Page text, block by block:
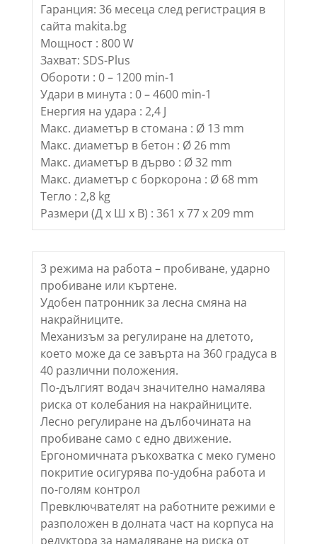
Гаранция: 36 месеца след регистрация в
сайта makita.bg
Мощност : 800 W
Захват: SDS-Plus
Обороти : 0 – 1200 min-1
Удари в минута : 0 – 4600 min-1
Енергия на удара : 2,4 J
Макс. диаметър в стомана : Ø 13 mm
Макс. диаметър в бетон : Ø 26 mm
Макс. диаметър в дърво : Ø 32 mm
Макс. диаметър с боркорона : Ø 68 mm
Тегло : 2,8 kg
Размери (Д x Ш x В) : 361 x 77 x 209 mm
3 режима на работа – пробиване, ударно
пробиване или къртене.
Удобен патронник за лесна смяна на
накрайниците.
Механизъм за регулиране на длетото,
което може да се завърта на 360 градуса в
40 различни положения.
По-дългият водач значително намалява
риска от колебания на накрайниците.
Лесно регулиране на дълбочината на
пробиване само с едно движение.
Ергономичната ръкохватка с меко гумено
покритие осигурява по-удобна работа и
по-голям контрол
Превключвателят на работните режими е
разположен в долната част на корпуса на
редуктора за намаляване на риска от